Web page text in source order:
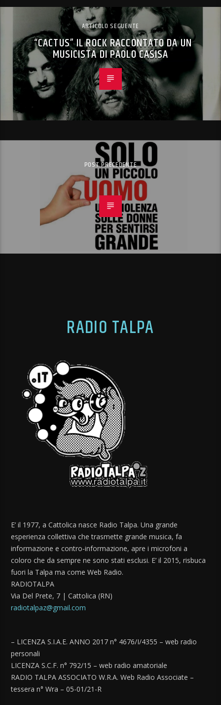
ARTICOLO SEGUENTE
“CACTUS” IL ROCK RACCONTATO DA UN
MUSICISTA DI PAOLO CASISA
POST PRECEDENTE
RADIO TALPA
E’ il 1977, a Cattolica nasce Radio Talpa. Una grande
esperienza collettiva che trasmette grande musica, fa
informazione e contro-informazione, apre i microfoni a
coloro che da sempre ne sono stati esclusi. E’ il 2015, risbuca
fuori la Talpa ma come Web Radio.
RADIOTALPA
Via Del Prete, 7 | Cattolica (RN)
radiotalpaz@gmail.com
– LICENZA S.I.A.E. ANNO 2017 n° 4676/I/4355 – web radio
personali
LICENZA S.C.F. n° 792/15 – web radio amatoriale
RADIO TALPA ASSOCIATO W.R.A. Web Radio Associate –
tessera n° Wra – 05-01/21-R